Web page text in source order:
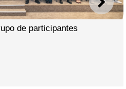
de participantes